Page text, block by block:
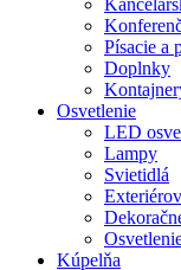
Písacie a
Doplnky
Osvetlenie
LED
Lampy
Svietidlá
Kúpelňa